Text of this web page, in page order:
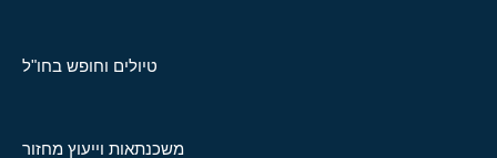
טיולים וחופש בחו"ל
משכנתאות וייעוץ מחזור